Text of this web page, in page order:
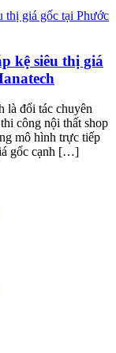
kệ siêu thị giá
là đối tác chuyên
công nội thất shop
mô hình trực tiếp
gốc cạnh […]